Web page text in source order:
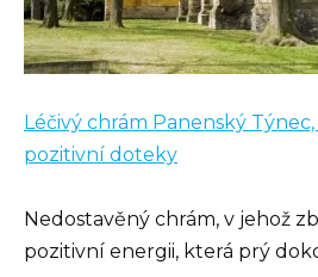
Léčivý chrám Panenský
pozitivní doteky
Nedostavěný chrám, v jehož
pozitivní energii, která prý